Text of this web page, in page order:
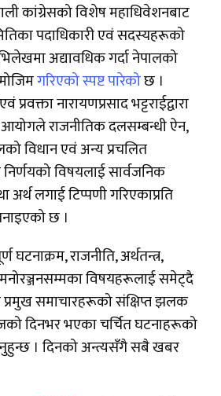
कांग्रेसको विशेष महाधिवेशनबाट
पदाधिकारी एवं सदस्यहरूको
अद्यावधिक गर्दा नेपालको
गरिएको स्पष्ट पारेकोछ ।
नारायणप्रसाद भट्टराईद्वारा
आयोगले राजनीतिक दलसम्बन्धी ऐन,
विधान एवं अन्य प्रचलित
विषयलाई सार्वजनिक
अर्थ लगाई टिप्पणी गरिएकाप्रति
छ ।
राजनीति, अर्थतन्त्र,
विषयहरूलाई समेट्दै
समाचारहरूको संक्षिप्त झलक
दिनभर भएका चर्चित घटनाहरूको
। दिनको अन्त्यसँगै सबै खबर